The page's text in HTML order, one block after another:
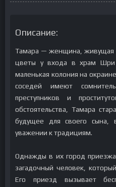
Описание:
Тамара — женщина, живущая
цветы у входа в храм
маленькая колония на
соседей имеют
преступников и
обстоятельства, Тамара
будущее для своего сына,
уважении к традициям.
Однажды в их город
загадочный человек,
Его приезд вызывает